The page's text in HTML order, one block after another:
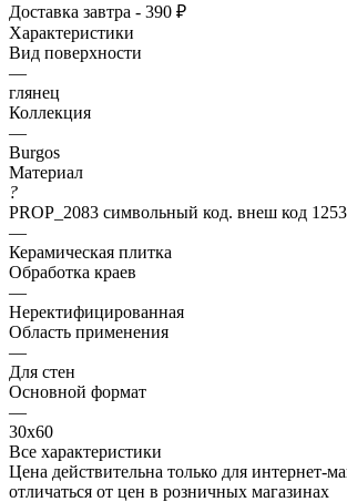
Доставка завтра - 390 ₽
Характеристики
Вид поверхности
—
глянец
Коллекция
—
Burgos
Материал
?
PROP_2083 символьный код. внеш код 1253
—
Керамическая плитка
Обработка краев
—
Неректифицированная
Область применения
—
Для стен
Основной формат
—
30х60
Все характеристики
Цена действительна только для интернет-
отличаться от цен в розничных магазинах